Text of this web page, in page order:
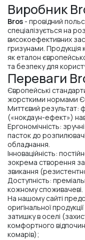
Виробник
Bros- провідний
спеціалізується на
високоефективних
гризунами. Продукція
як еталон
та безпеку для
Переваги
Європейські
жорсткими нормами
Миттєвий результат:
(«нокдаун-ефект»)
Ергономічність:
пасток до
обладнання.
Інноваційність:
зокрема створення
звикання
Доступність:
кожному споживачеві.
На нашому сайті
оригінальної
затишку в оселі
комфортного
комарів);